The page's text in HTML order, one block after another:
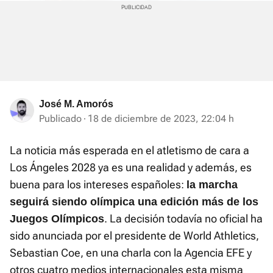
José M. Amorós
Publicado 18 de diciembre de 2023, 22:04 h
La noticia más esperada en el atletismo de cara a
Los Ángeles 2028 ya es una realidad y además, es
buena para los intereses españoles: la marcha
seguirá siendo olímpica una edición más de los
Juegos Olímpicos. La decisión todavía no oficial ha
sido anunciada por el presidente de World Athletics,
Sebastian Coe, en una charla con la Agencia EFE y
otros cuatro medios internacionales esta misma